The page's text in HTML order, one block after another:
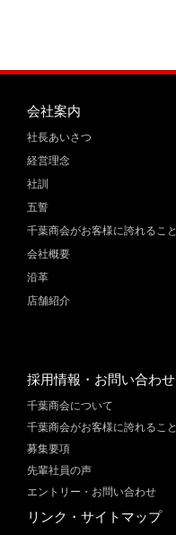
会社案内
社長あいさつ
経営理念
社訓
五誓
千葉商会がお客様に誇れること
会社概要
沿革
店舗紹介
採用情報・お問い合わせ
千葉商会について
千葉商会がお客様に誇れること​
募集要項
先輩社員の声
エントリー・お問い合わせ
リンク・サイトマップ